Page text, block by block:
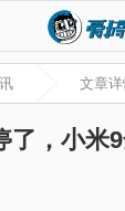
文章
了，小米